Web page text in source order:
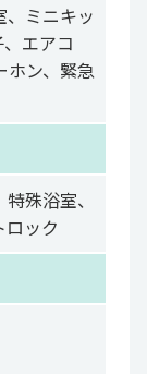
ミニキッ
エアコ
ホン、緊急
殊浴室、
ック